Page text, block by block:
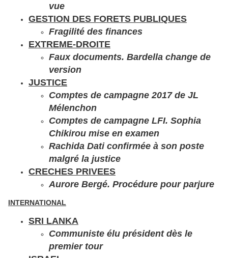
vue
GESTION DES FORETS PUBLIQUES
Fragilité des finances
EXTREME-DROITE
Faux documents. Bardella change de
version
JUSTICE
Comptes de campagne 2017 de JL
Mélenchon
Comptes de campagne LFI. Sophia
Chikirou mise en examen
Rachida Dati confirmée à son poste
malgré la justice
CRECHES PRIVEES
Aurore Bergé. Procédure pour parjure
INTERNATIONAL
SRI LANKA
Communiste élu président dès le
premier tour